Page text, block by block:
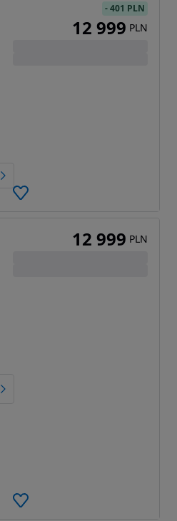
-401 PLN
12 999 PLN
12 999 PLN